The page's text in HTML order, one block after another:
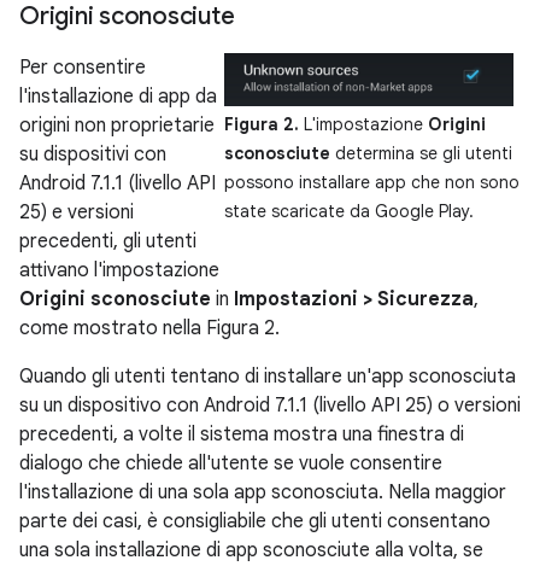
Origini sconosciute
Figura 2. L'impostazione Origini
sconosciute determina se gli utenti
possono installare app che non sono
state scaricate da Google Play.
Per consentire
l'installazione di app da
origini non proprietarie
su dispositivi con
Android 7.1.1 (livello API
25) e versioni
precedenti, gli utenti
attivano l'impostazione
Origini sconosciute in Impostazioni > Sicurezza,
come mostrato nella Figura 2.
Quando gli utenti tentano di installare un'app sconosciuta
su un dispositivo con Android 7.1.1 (livello API 25) o versioni
precedenti, a volte il sistema mostra una finestra di
dialogo che chiede all'utente se vuole consentire
l'installazione di una sola app sconosciuta. Nella maggior
parte dei casi, è consigliabile che gli utenti consentano
una sola installazione di app sconosciute alla volta, se